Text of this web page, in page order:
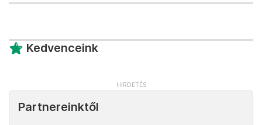
Kedvenceink
Partnereinktől